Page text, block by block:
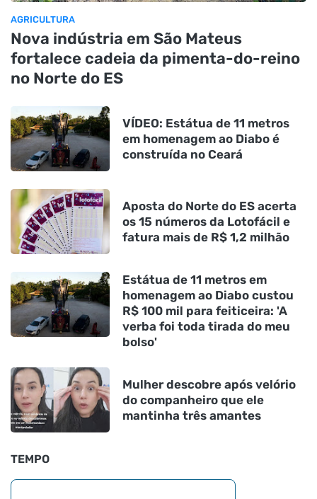
AGRICULTURA
Nova indústria em São Mateus
fortalece cadeia da pimenta-do-reino
no Norte do ES
VÍDEO: Estátua de 11 metros
em homenagem ao Diabo é
construída no Ceará
Aposta do Norte do ES acerta
os 15 números da Lotofácil e
fatura mais de R$ 1,2 milhão
Estátua de 11 metros em
homenagem ao Diabo custou
R$ 100 mil para feiticeira: 'A
verba foi toda tirada do meu
bolso'
Mulher descobre após velório
do companheiro que ele
mantinha três amantes
TEMPO